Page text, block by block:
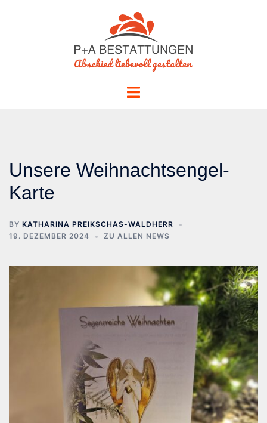
Toggle
Unsere Weihnachtsengel-
Karte
BY KATHARINA PREIKSCHAS-WALDHERR
19. DEZEMBER 2024
ZU ALLEN NEWS